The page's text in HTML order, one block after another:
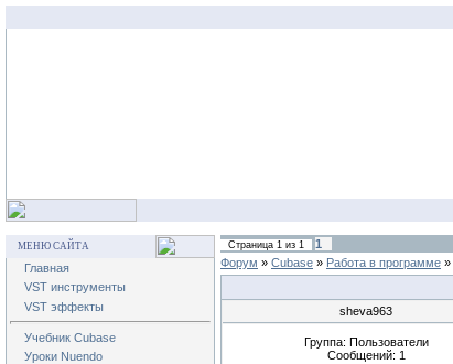
МЕНЮ САЙТА
Главная
VST инструменты
VST эффекты
Учебник Cubase
Уроки Nuendo
Страница 1 из 1
1
Форум » Cubase » Работа в программе »
sheva963
Группа: Пользователи
Сообщений: 1